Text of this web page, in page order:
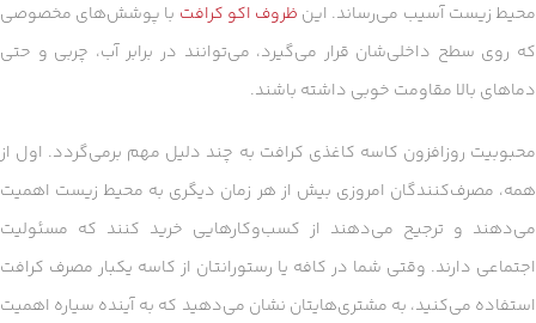
محیط زیست آسیب می‌رساند. این ظروف اکو کرافت با پوشش‌های مخصوصی
که روی سطح داخلی‌شان قرار می‌گیرد، می‌توانند در برابر آب، چربی و حتی
دماهای بالا مقاومت خوبی داشته باشند.
محبوبیت روزافزون کاسه کاغذی کرافت به چند دلیل مهم برمی‌گردد. اول از
همه، مصرف‌کنندگان امروزی بیش از هر زمان دیگری به محیط زیست اهمیت
می‌دهند و ترجیح می‌دهند از کسب‌وکارهایی خرید کنند که مسئولیت
اجتماعی دارند. وقتی شما در کافه یا رستورانتان از کاسه یکبار مصرف کرافت
استفاده می‌کنید، به مشتری‌هایتان نشان می‌دهید که به آینده سیاره اهمیت